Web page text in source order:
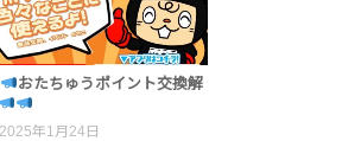
おたちゅうポイント交換解
2025年1月24日